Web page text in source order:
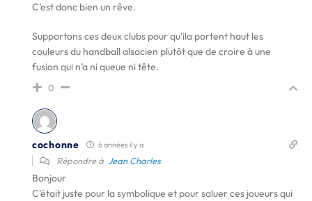
C’est donc bien un rêve.
Supportons ces deux clubs pour qu’ila portent haut les
couleurs du handball alsacien plutôt que de croire à une
fusion qui n’a ni queue ni tête.
0
cochonne 6 années il y a
Répondre à Jean Charles
Bonjour
C'était juste pour la symbolique et pour saluer ces joueurs qui